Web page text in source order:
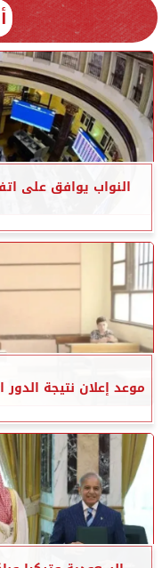
النواب يوافق على
موعد إعلان نتيجة الدور